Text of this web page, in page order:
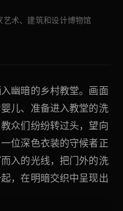
艺术、建筑和设计博物馆
幽暗的乡村教堂。画面
儿、准备进入教堂的洗
众们纷纷转过头，望向
位深色衣装的守候者正
入的光线，把门外的洗
，在明暗交织中呈现出